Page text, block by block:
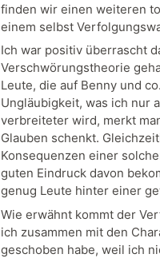
finden wir einen weiteren
einem selbst
Ich war positiv überrascht
Verschwörungstheorie
Leute, die auf Benny und
Ungläubigkeit, was ich nur
verbreiteter wird, merkt
Glauben schenkt.
Konsequenzen einer
guten Eindruck davon
genug Leute hinter einer
Wie erwähnt kommt der
ich zusammen mit den
geschoben habe, weil ich